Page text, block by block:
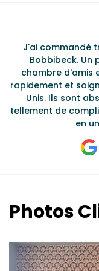
J'ai commandé
Bobbibeck. Un
chambre d'amis
rapidement et
Unis. Ils sont
tellement de
en
Photos